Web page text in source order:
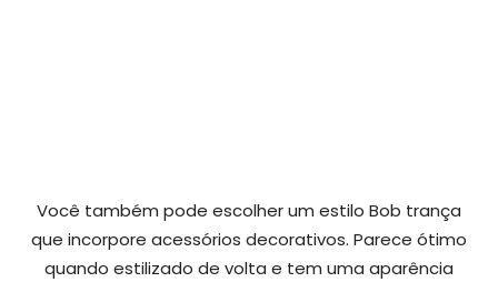
Você também pode escolher um estilo Bob trança
que incorpore acessórios decorativos. Parece ótimo
quando estilizado de volta e tem uma aparência